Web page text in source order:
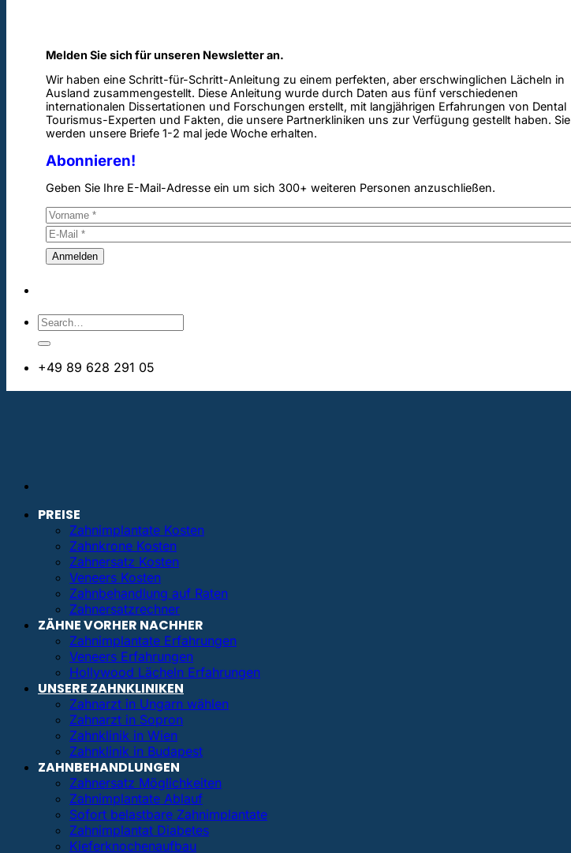
Melden Sie sich für unseren Newsletter an.
Wir haben eine Schritt-für-Schritt-Anleitung zu einem perfekten, aber erschwinglichen Lächeln in
Ausland zusammengestellt. Diese Anleitung wurde durch Daten aus fünf verschiedenen
internationalen Dissertationen und Forschungen erstellt, mit langjährigen Erfahrungen von Dental
Tourismus-Experten und Fakten, die unsere Partnerkliniken uns zur Verfügung gestellt haben. Sie
werden unsere Briefe 1-2 mal jede Woche erhalten.
Abonnieren!
Geben Sie Ihre E-Mail-Adresse ein um sich 300+ weiteren Personen anzuschließen.
+49 89 628 291 05
PREISE
Zahnimplantate Kosten
Zahnkrone Kosten
Zahnersatz Kosten
Veneers Kosten
Zahnbehandlung auf Raten
Zahnersatzrechner
ZÄHNE VORHER NACHHER
Zahnimplantate Erfahrungen
Veneers Erfahrungen
Hollywood Lächeln Erfahrungen
UNSERE ZAHNKLINIKEN
Zahnarzt in Ungarn wählen
Zahnarzt in Sopron
Zahnklinik in Wien
Zahnklinik in Budapest
ZAHNBEHANDLUNGEN
Zahnersatz Möglichkeiten
Zahnimplantate Ablauf
Sofort belastbare Zahnimplantate
Zahnimplantat Diabetes
Kieferknochenaufbau